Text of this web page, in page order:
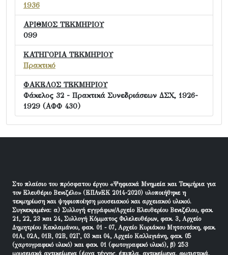
1936
ΑΡΙΘΜΟΣ ΤΕΚΜΗΡΙΟΥ
099
ΚΑΤΗΓΟΡΙΑ ΤΕΚΜΗΡΙΟΥ
Πρακτικό
ΦΑΚΕΛΟΣ ΤΕΚΜΗΡΙΟΥ
Φάκελος 32 - Πρακτικά Συνεδριάσεων ΔΣΧ, 1926-
1929 (ΑΦΦ 430)
Στο πλαίσιο του πρόσφατου έργου «Ψηφιακά Μνημεία και Τεκμήρια για
τον Ελευθέριο Βενιζέλο» (ΕΠΑνΕΚ 2014-2020) υλοποιήθηκε η
τεκμηρίωση και ψηφιοποίηση μουσειακού και αρχειακού υλικού.
Συγκεκριμένα: α) Συλλογή εγγράφων/Αρχείο Ελευθερίου Βενιζέλου, φακ.
21, 22, 23 και 24, Συλλογή Κόμματος Φιλελευθέρων, φακ. 3, Αρχείο
Δημητρίου Κακλαμάνου, φακ. 01 - 07, Αρχείο Κυριάκου Μητσοτάκη, φακ.
01Α, 02Α, 01Β, 02Β, 02Γ, 03 και 04, Αρχείο Καλλιγιάνη, φακ. 05
(χαρτογραφικό υλικό) και φακ. 01 (φωτογραφικό υλικό), β) 253